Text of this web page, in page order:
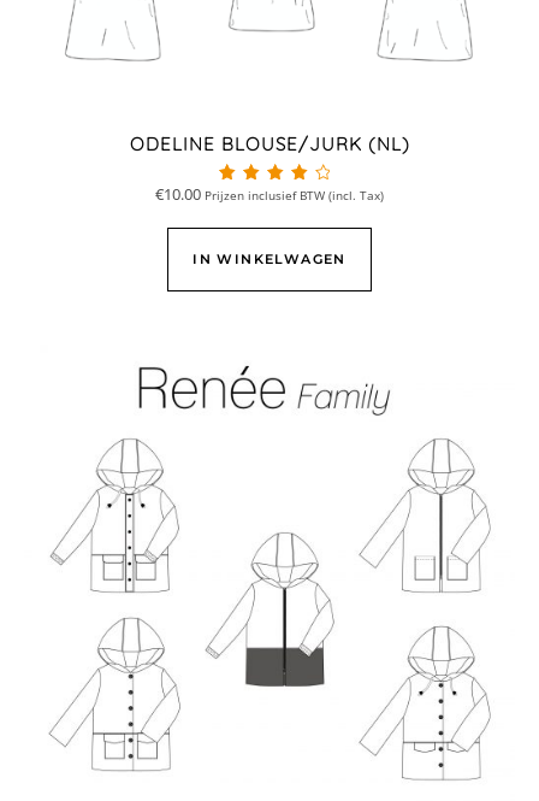
ODELINE BLOUSE/JURK (NL)
Beoordeeld
4.00
van 5
€10.00 Prijzen inclusief BTW (incl. Tax)
IN WINKELWAGEN